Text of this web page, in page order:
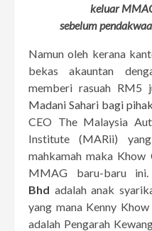
keluar
sebelum
Namun oleh kerana
bekas akauntan
memberi rasuah RM5
Madani Sahari bagi
CEO The Malaysia
Institute (MARii)
mahkamah maka Khow
MMAG baru-baru ini.
Bhd adalah anak
yang mana Kenny
adalah Pengarah